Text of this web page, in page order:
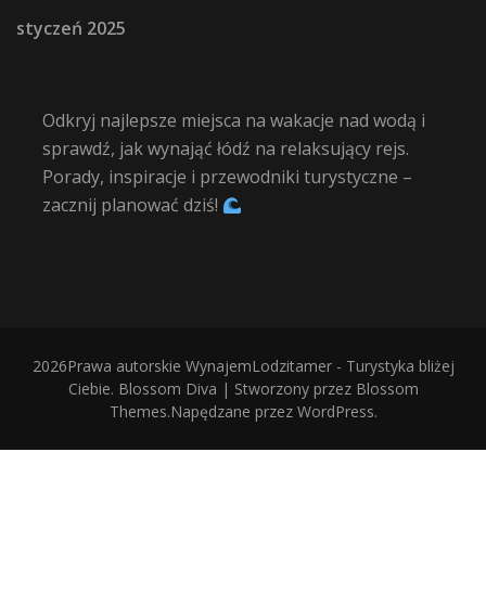
styczeń 2025
Odkryj najlepsze miejsca na wakacje nad wodą i
sprawdź, jak wynająć łódź na relaksujący rejs.
Porady, inspiracje i przewodniki turystyczne –
zacznij planować dziś!
2026Prawa autorskie WynajemLodzitamer - Turystyka bliżej
Ciebie. Blossom Diva | Stworzony przez Blossom
Themes.Napędzane przez WordPress.